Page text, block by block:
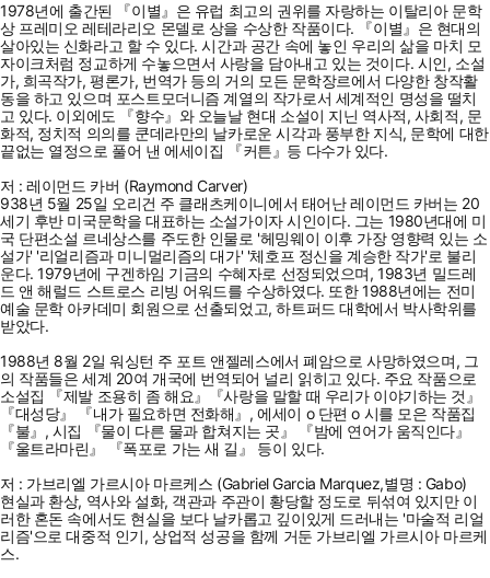
1978년에 출간된 『이별』은 유럽 최고의 권위를 자랑하는 이탈리아 문학
상 프레미오 레테라리오 몬델로 상을 수상한 작품이다. 『이별』은 현대의
살아있는 신화라고 할 수 있다. 시간과 공간 속에 놓인 우리의 삶을 마치 모
자이크처럼 정교하게 수놓으면서 사랑을 담아내고 있는 것이다. 시인, 소설
가, 희곡작가, 평론가, 번역가 등의 거의 모든 문학장르에서 다양한 창작활
동을 하고 있으며 포스트모더니즘 계열의 작가로서 세계적인 명성을 떨치
고 있다. 이외에도 『향수』와 오늘날 현대 소설이 지닌 역사적, 사회적, 문
화적, 정치적 의의를 쿤데라만의 날카로운 시각과 풍부한 지식, 문학에 대한
끝없는 열정으로 풀어 낸 에세이집 『커튼』등 다수가 있다.
저 : 레이먼드 카버 (Raymond Carver)
938년 5월 25일 오리건 주 클래츠케이니에서 태어난 레이먼드 카버는 20
세기 후반 미국문학을 대표하는 소설가이자 시인이다. 그는 1980년대에 미
국 단편소설 르네상스를 주도한 인물로 '헤밍웨이 이후 가장 영향력 있는 소
설가' '리얼리즘과 미니멀리즘의 대가' '체호프 정신을 계승한 작가'로 불리
운다. 1979년에 구겐하임 기금의 수혜자로 선정되었으며, 1983년 밀드레
드 앤 해럴드 스트로스 리빙 어워드를 수상하였다. 또한 1988년에는 전미
예술 문학 아카데미 회원으로 선출되었고, 하트퍼드 대학에서 박사학위를
받았다.
1988년 8월 2일 워싱턴 주 포트 앤젤레스에서 폐암으로 사망하였으며, 그
의 작품들은 세계 20여 개국에 번역되어 널리 읽히고 있다. 주요 작품으로
소설집 『제발 조용히 좀 해요』『사랑을 말할 때 우리가 이야기하는 것』
『대성당』 『내가 필요하면 전화해』, 에세이 o 단편 o 시를 모은 작품집
『불』, 시집 『물이 다른 물과 합쳐지는 곳』 『밤에 연어가 움직인다』
『울트라마린』 『폭포로 가는 새 길』 등이 있다.
저 : 가브리엘 가르시아 마르케스 (Gabriel Garcia Marquez,별명 : Gabo)
현실과 환상, 역사와 설화, 객관과 주관이 황당할 정도로 뒤섞여 있지만 이
러한 혼돈 속에서도 현실을 보다 날카롭고 깊이있게 드러내는 '마술적 리얼
리즘'으로 대중적 인기, 상업적 성공을 함께 거둔 가브리엘 가르시아 마르케
스.